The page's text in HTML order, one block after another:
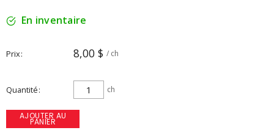
En inventaire
Prix 8,00 $ / ch
Quantité ch
AJOUTER AU
PANIER